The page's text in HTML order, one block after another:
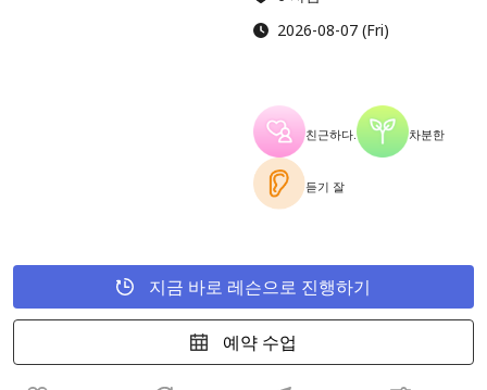
2026-08-07 (Fri)
친근하다. 차분한
듣기 잘
지금 바로 레슨으로 진행하기
예약 수업